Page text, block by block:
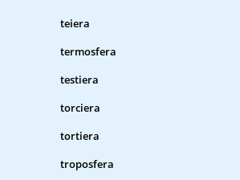
teiera
termosfera
testiera
torciera
tortiera
troposfera